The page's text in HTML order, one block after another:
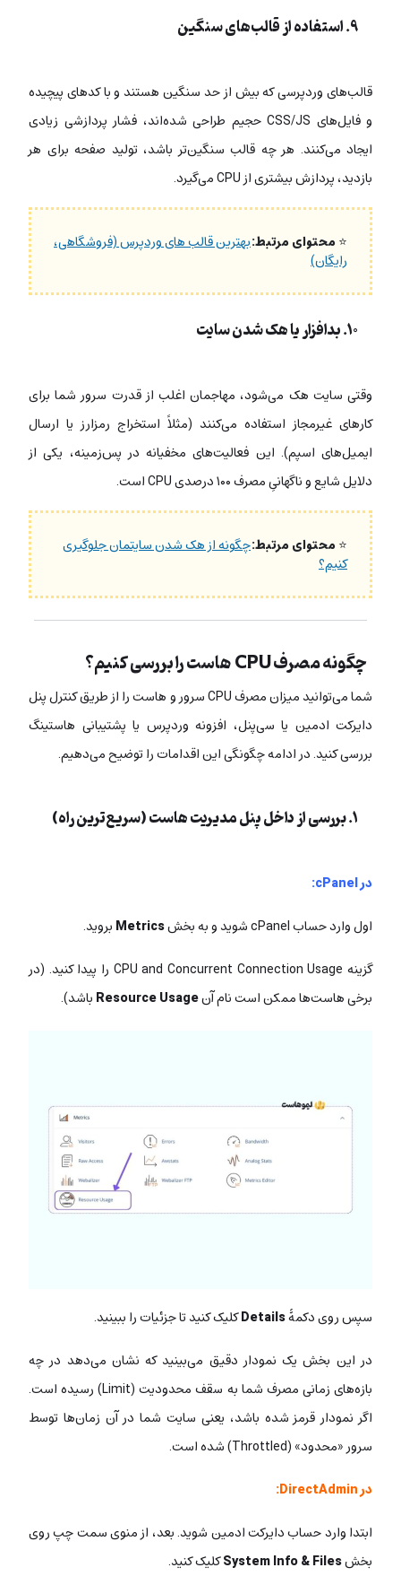
۹. استفاده از قالب‌های سنگین
قالب‌های وردپرسی که بیش از حد سنگین هستند و با کدهای پیچیده
و فایل‌های CSS/JS حجیم طراحی شده‌اند، فشار پردازشی زیادی
ایجاد می‌کنند. هر چه قالب سنگین‌تر باشد، تولید صفحه برای هر
بازدید، پردازش بیشتری از CPU می‌گیرد.
⭐محتوای مرتبط:بهترین‌ قالب های وردپرس (فروشگاهی،
رایگان)
۱۰. بدافزار یا هک شدن سایت
وقتی سایت هک می‌شود، مهاجمان اغلب از قدرت سرور شما برای
کارهای غیرمجاز استفاده می‌کنند (مثلاً استخراج رمزارز یا ارسال
ایمیل‌های اسپم). این فعالیت‌های مخفیانه در پس‌زمینه، یکی از
دلایل شایع و ناگهانیِ مصرف ۱۰۰ درصدی CPU است.
⭐محتوای مرتبط:چگونه از هک شدن سایتمان جلوگیری
کنیم؟
چگونه مصرف CPU هاست را بررسی کنیم؟
شما می‌توانید میزان مصرف CPU سرور و هاست را از طریق کنترل پنل
دایرکت ادمین یا سی‌پنل، افزونه وردپرس یا پشتیبانی هاستینگ
بررسی کنید. در ادامه چگونگی این اقدامات را توضیح می‌دهیم.
۱. بررسی از داخل پنل مدیریت هاست (سریع‌ترین راه)
در cPanel:
اول وارد حساب cPanel شوید و به بخش
Metricsبروید.
گزینه CPU and Concurrent Connection Usage را پیدا کنید. (در
برخی هاست‌ها ممکن است نام آنResource Usageباشد).
سپس روی دکمۀDetailsکلیک کنید تا جزئیات را ببینید.
در این بخش یک نمودار دقیق می‌بینید که نشان می‌دهد در چه
بازه‌های زمانی مصرف شما به سقف محدودیت (Limit) رسیده است.
اگر نمودار قرمز شده باشد، یعنی سایت شما در آن زمان‌ها توسط
سرور «محدود» (Throttled) شده است.
در DirectAdmin:
ابتدا وارد حساب دایرکت ادمین شوید. بعد، از منوی سمت چپ روی
بخشSystem Info & Filesکلیک کنید.